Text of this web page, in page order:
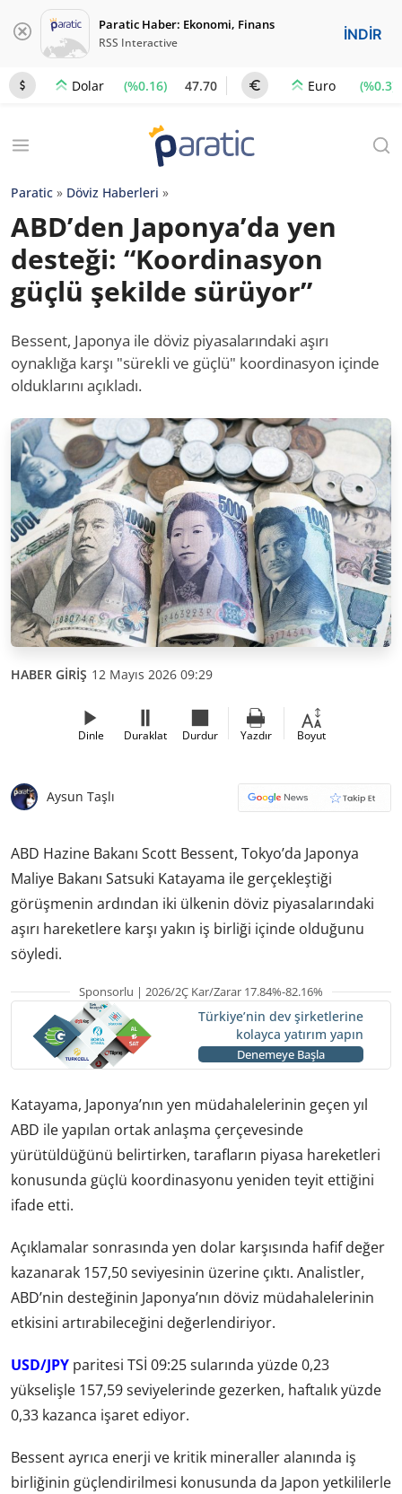
Paratic Haber: Ekonomi, Finans
RSS Interactive İNDİR
Dolar (%0.16) 47.70 Euro (%0.3)
Paratic » Döviz Haberleri »
ABD’den Japonya’da yen
desteği: “Koordinasyon
güçlü şekilde sürüyor”
Bessent, Japonya ile döviz piyasalarındaki aşırı
oynaklığa karşı "sürekli ve güçlü" koordinasyon içinde
olduklarını açıkladı.
HABER GİRİŞ 12 Mayıs 2026 09:29
Dinle Duraklat Durdur Yazdır Boyut
Aysun Taşlı
ABD Hazine Bakanı Scott Bessent, Tokyo’da Japonya
Maliye Bakanı Satsuki Katayama ile gerçekleştiği
görüşmenin ardından iki ülkenin döviz piyasalarındaki
aşırı hareketlere karşı yakın iş birliği içinde olduğunu
söyledi.
Sponsorlu | 2026/2Ç Kar/Zarar 17.84%-82.16%
Türkiye’nin dev şirketlerine
kolayca yatırım yapın
Denemeye Başla
Katayama, Japonya’nın yen müdahalelerinin geçen yıl
ABD ile yapılan ortak anlaşma çerçevesinde
yürütüldüğünü belirtirken, tarafların piyasa hareketleri
konusunda güçlü koordinasyonu yeniden teyit ettiğini
ifade etti.
Açıklamalar sonrasında yen dolar karşısında hafif değer
kazanarak 157,50 seviyesinin üzerine çıktı. Analistler,
ABD’nin desteğinin Japonya’nın döviz müdahalelerinin
etkisini artırabileceğini değerlendiriyor.
USD/JPY paritesi TSİ 09:25 sularında yüzde 0,23
yükselişle 157,59 seviyelerinde gezerken, haftalık yüzde
0,33 kazanca işaret ediyor.
Bessent ayrıca enerji ve kritik mineraller alanında iş
birliğinin güçlendirilmesi konusunda da Japon yetkililerle